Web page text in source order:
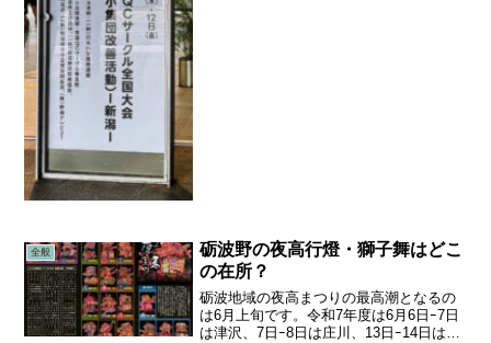
全般
砺波野の夜高行燈・獅子舞はどこ
の在所？
砺波地域の夜高まつりの最高潮となるの
は6月上旬です。令和7年度は6月6日ｰ7日
は津沢、7日ｰ8日は庄川、13日ｰ14日は砺